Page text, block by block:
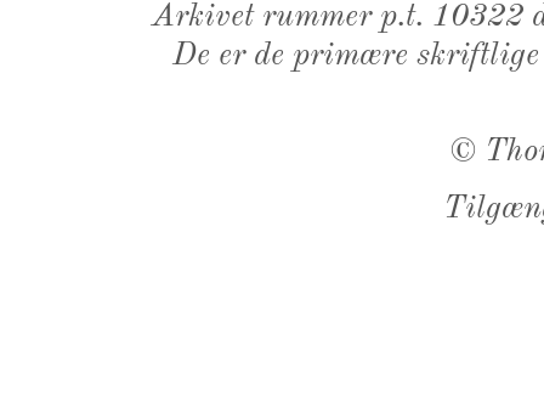
Arkivet rummer p.t. 10322
De er de primære
©